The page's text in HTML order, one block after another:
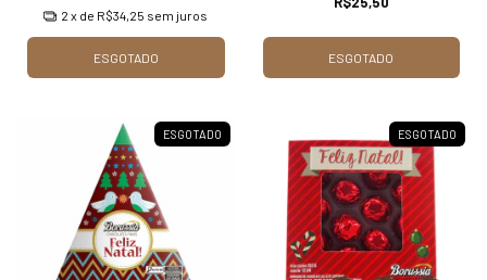
2 x de R$34,25 sem juros
ESGOTADO ESGOTADO
ESGOTADO ESGOTADO